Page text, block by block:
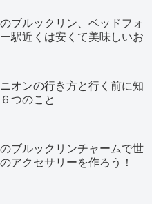
ブルックリン、ベッドフォ
駅近くは安くて美味しいお
オンの行き方と行く前に知
つのこと
ブルックリンチャームで世
アクセサリーを作ろう！